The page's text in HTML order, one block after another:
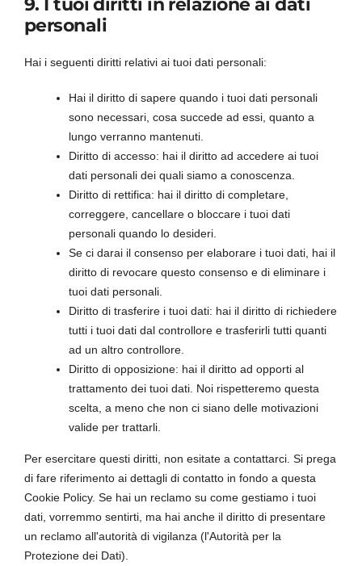
9. I tuoi diritti in relazione ai dati
personali
Hai i seguenti diritti relativi ai tuoi dati personali:
Hai il diritto di sapere quando i tuoi dati personali
sono necessari, cosa succede ad essi, quanto a
lungo verranno mantenuti.
Diritto di accesso: hai il diritto ad accedere ai tuoi
dati personali dei quali siamo a conoscenza.
Diritto di rettifica: hai il diritto di completare,
correggere, cancellare o bloccare i tuoi dati
personali quando lo desideri.
Se ci darai il consenso per elaborare i tuoi dati, hai il
diritto di revocare questo consenso e di eliminare i
tuoi dati personali.
Diritto di trasferire i tuoi dati: hai il diritto di richiedere
tutti i tuoi dati dal controllore e trasferirli tutti quanti
ad un altro controllore.
Diritto di opposizione: hai il diritto ad opporti al
trattamento dei tuoi dati. Noi rispetteremo questa
scelta, a meno che non ci siano delle motivazioni
valide per trattarli.
Per esercitare questi diritti, non esitate a contattarci. Si prega
di fare riferimento ai dettagli di contatto in fondo a questa
Cookie Policy. Se hai un reclamo su come gestiamo i tuoi
dati, vorremmo sentirti, ma hai anche il diritto di presentare
un reclamo all'autorità di vigilanza (l'Autorità per la
Protezione dei Dati).